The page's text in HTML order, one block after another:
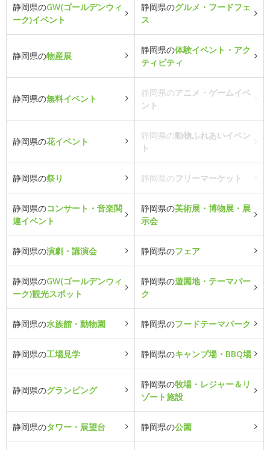
静岡県のGW(ゴールデンウィ
ーク)イベント
静岡県のグルメ・フードフェ
ス
静岡県の物産展
静岡県の体験イベント・アク
ティビティ
静岡県の無料イベント
静岡県のアニメ・ゲームイベ
ント
静岡県の花イベント
静岡県の動物ふれあいイベン
ト
静岡県の祭り 静岡県のフリーマーケット
静岡県のコンサート・音楽関
連イベント
静岡県の美術展・博物展・展
示会
静岡県の演劇・講演会 静岡県のフェア
静岡県のGW(ゴールデンウィ
ーク)観光スポット
静岡県の遊園地・テーマパー
ク
静岡県の水族館・動物園 静岡県のフードテーマパーク
静岡県の工場見学 静岡県のキャンプ場・BBQ場
静岡県のグランピング
静岡県の牧場・レジャー＆リ
ゾート施設
静岡県のタワー・展望台 静岡県の公園